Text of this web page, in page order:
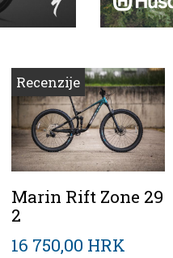
Recenzije
Marin Rift Zone 29
2
16 750,00 HRK